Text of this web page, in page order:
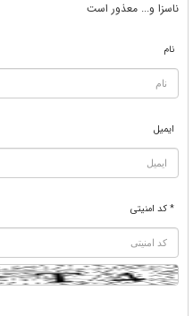
ناسزا و... معذور است
نام
ایمیل
* کد امنیتی